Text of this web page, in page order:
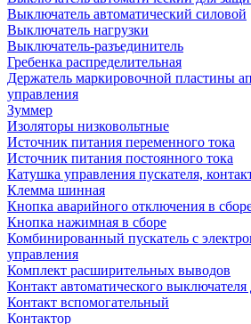
Выключатель автоматический силовой
Выключатель нагрузки
Выключатель-разъединитель
Гребенка распределительная
Держатель маркировочной пластины
управления
Зуммер
Изоляторы низковольтные
Источник питания переменного тока
Источник питания постоянного тока
Катушка управления пускателя,
Клемма шинная
Кнопка аварийного отключения в
Кнопка нажимная в сборе
Комбинированный пускатель с
управления
Комплект расширительных выводов
Контакт автоматического
Контакт вспомогательный
Контактор